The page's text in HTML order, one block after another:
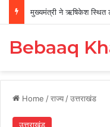
मुख्यमंत्री ने ऋषिकेश स्थित
Bebaaq
Home /राज्य /उत्तराखंड
उत्तराखंड